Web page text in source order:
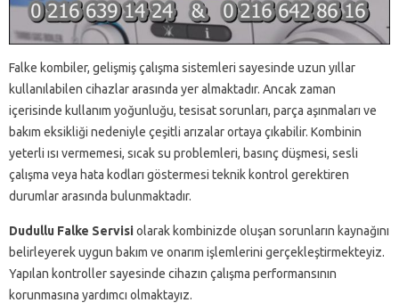
Falke kombiler, gelişmiş çalışma sistemleri sayesinde uzun yıllar
kullanılabilen cihazlar arasında yer almaktadır. Ancak zaman
içerisinde kullanım yoğunluğu, tesisat sorunları, parça aşınmaları ve
bakım eksikliği nedeniyle çeşitli arızalar ortaya çıkabilir. Kombinin
yeterli ısı vermemesi, sıcak su problemleri, basınç düşmesi, sesli
çalışma veya hata kodları göstermesi teknik kontrol gerektiren
durumlar arasında bulunmaktadır.
Dudullu Falke Servisiolarak kombinizde oluşan sorunların kaynağını
belirleyerek uygun bakım ve onarım işlemlerini gerçekleştirmekteyiz.
Yapılan kontroller sayesinde cihazın çalışma performansının
korunmasına yardımcı olmaktayız.